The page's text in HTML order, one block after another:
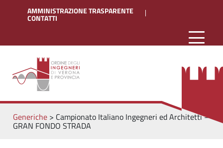
AMMINISTRAZIONE TRASPARENTE
CONTATTI
Generiche> Campionato Italiano Ingegneri ed Architetti –
GRAN FONDO STRADA